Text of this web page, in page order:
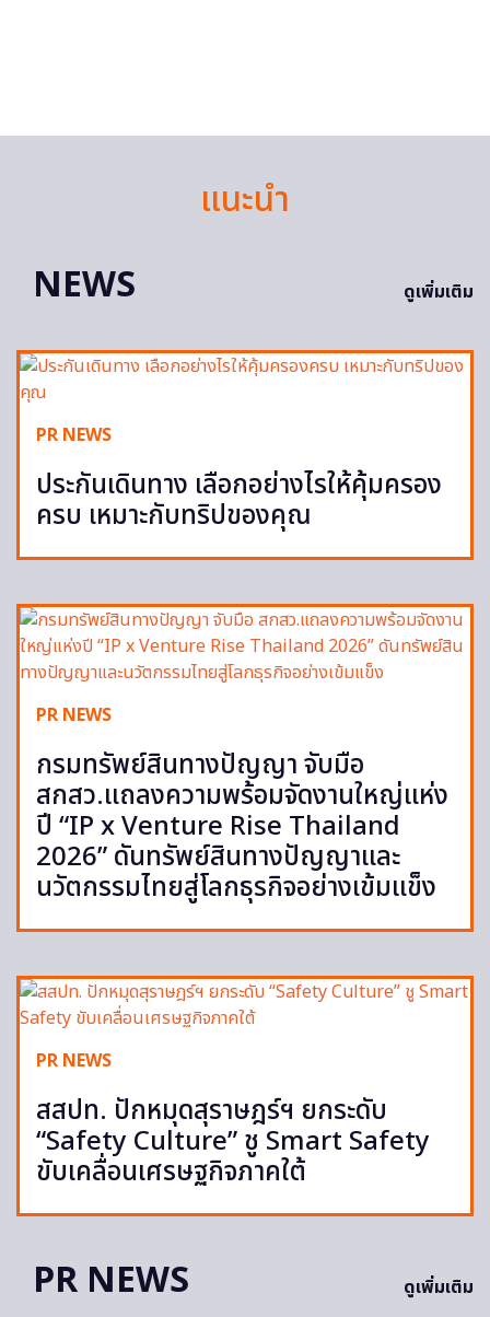
แนะนำ
NEWS
ดูเพิ่มเติม
PR NEWS
ประกันเดินทาง เลือกอย่างไรให้คุ้มครอง
ครบ เหมาะกับทริปของคุณ
PR NEWS
กรมทรัพย์สินทางปัญญา จับมือ
สกสว.แถลงความพร้อมจัดงานใหญ่แห่ง
ปี “IP x Venture Rise Thailand
2026” ดันทรัพย์สินทางปัญญาและ
นวัตกรรมไทยสู่โลกธุรกิจอย่างเข้มแข็ง
PR NEWS
สสปท. ปักหมุดสุราษฎร์ฯ ยกระดับ
“Safety Culture” ชู Smart Safety
ขับเคลื่อนเศรษฐกิจภาคใต้
PR NEWS ดูเพิ่มเติม